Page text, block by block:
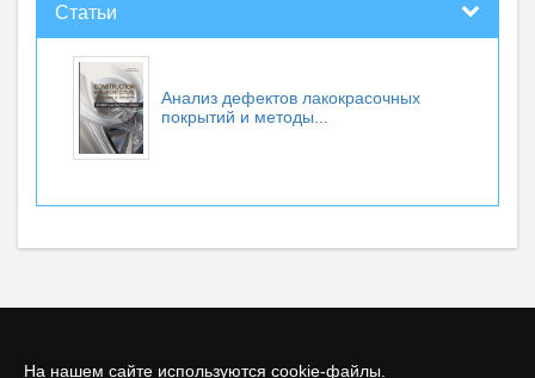
На нашем сайте используются cookie-файлы.
Статьи
Анализ дефектов лакокрасочных
покрытий и методы...